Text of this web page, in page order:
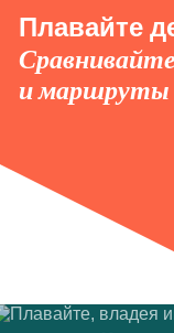
Плавайте
и маршруты